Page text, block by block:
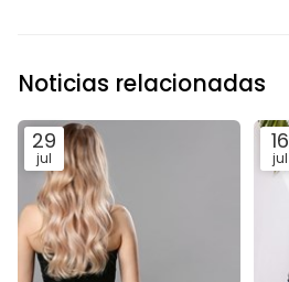
Noticias relacionadas
29
jul
16
jul